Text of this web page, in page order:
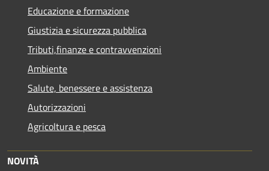
Educazione e formazione
Giustizia e sicurezza pubblica
Tributi,finanze e contravvenzioni
Ambiente
Salute, benessere e assistenza
Autorizzazioni
Agricoltura e pesca
NOVITÀ